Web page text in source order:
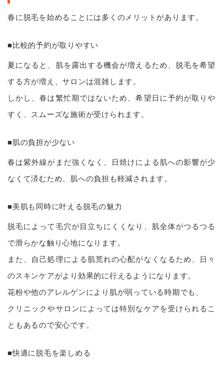
春に脱毛を始めることには多くのメリットがあります。
■比較的予約が取りやすい
夏になると、肌を露出する機会が増えるため、脱毛を希望
する方が増え、サロンは混雑します。
しかし、春は繁忙期ではないため、希望日に予約が取りや
すく、スムーズな施術が受けられます。
■肌の負担が少ない
春は紫外線がまだ強くなく、日焼けによる肌への影響が少
なくて済むため、肌への負担も軽減されます。
■美肌も同時に叶える脱毛の魅力
脱毛によって毛穴が目立ちにくくなり、肌全体がつるつる
で滑らかな触り心地になります。
また、自己処理による肌荒れの心配がなくなるため、日々
のスキンケアがより効果的に行えるようになります。
花粉や他のアレルゲンにより肌が弱っている時期でも、
クリニックやサロンによっては特別なケアを受けられるこ
ともあるので安心です。
■快適に脱毛を楽しめる